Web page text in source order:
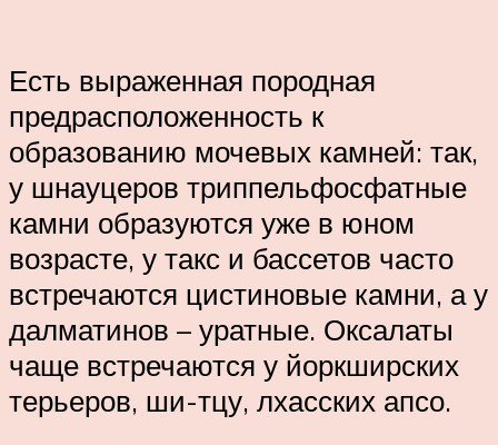
Есть выраженная породная
предрасположенность к
образованию мочевых камней: так,
у шнауцеров триппельфосфатные
камни образуются уже в юном
возрасте, у такс и бассетов часто
встречаются цистиновые камни, а у
далматинов – уратные. Оксалаты
чаще встречаются у йоркширских
терьеров, ши-тцу, лхасских апсо.